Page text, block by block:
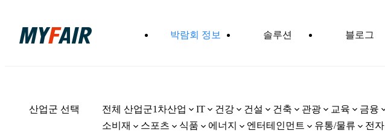
박람회 정보 솔루션 블로그
산업군 선택 전체 산업군1차산업 IT 건강 건설 건축 관광 교육 금융
소비재
스포츠 식품 에너지 엔터테인먼트 유통/물류 전자